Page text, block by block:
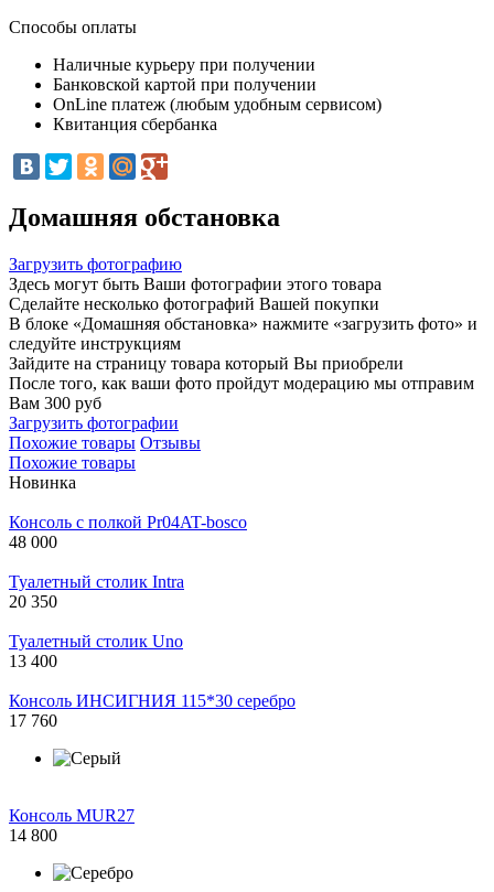
Способы оплаты
Наличные курьеру при получении
Банковской картой при получении
OnLine платеж (любым удобным сервисом)
Квитанция сбербанка
Домашняя обстановка
Загрузить фотографию
Здесь могут быть Ваши фотографии этого товара
Сделайте несколько фотографий Вашей покупки
В блоке «Домашняя обстановка» нажмите «загрузить фото» и
следуйте инструкциям
Зайдите на страницу товара который Вы приобрели
После того, как ваши фото пройдут модерацию мы отправим
Вам 300 руб
Загрузить фотографии
Похожие товары Отзывы
Похожие товары
Новинка
Консоль c полкой Pr04AT-bosco
48 000
Туалетный столик Intra
20 350
Туалетный столик Uno
13 400
Консоль ИНСИГНИЯ 115*30 серебро
17 760
Консоль MUR27
14 800